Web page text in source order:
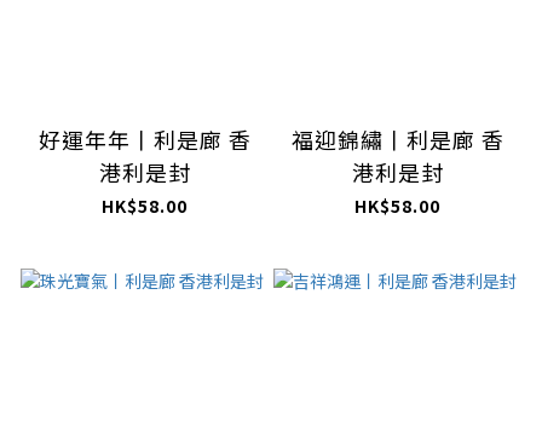
好運年年丨利是廊 香
港利是封
HK$58.00
福迎錦繡丨利是廊 香
港利是封
HK$58.00